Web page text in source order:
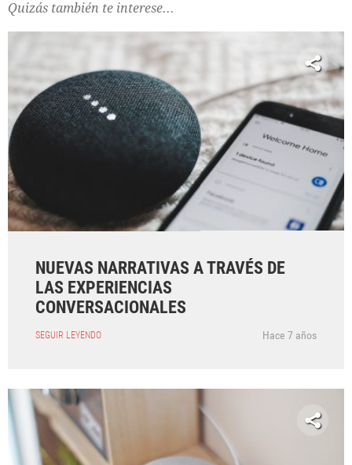
Quizás también te interese...
NUEVAS NARRATIVAS A TRAVÉS DE
LAS EXPERIENCIAS
CONVERSACIONALES
SEGUIR LEYENDO Hace 7 años